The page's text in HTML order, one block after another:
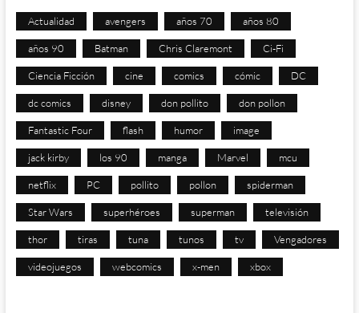
Actualidad avengers años 70 años 80
años 90 Batman Chris Claremont Ci-Fi
Ciencia Ficción cine comics cómic DC
dc comics disney don pollito don pollon
Fantastic Four flash humor image
jack kirby los 90 manga Marvel mcu
netflix PC pollito pollon spiderman
Star Wars superhéroes superman televisión
thor tiras tuna tunos tv Vengadores
videojuegos webcomics x-men xbox